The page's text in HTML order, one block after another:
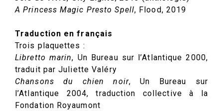
A Princess Magic Presto Spell, Flood, 2019
Traduction en français
Trois plaquettes :
Libretto marin, Un Bureau sur l’Atlantique 2000,
traduit par Juliette Valéry
Chansons du chien noir, Un Bureau sur
l’Atlantique 2004, traduction collective à la
Fondation Royaumont